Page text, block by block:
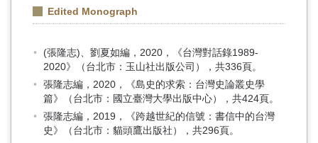
Edited Monograph
(張隆志)、劉夏如編，2020，《台灣對話錄1989-
2020》（台北市：玉山社出版公司），共336頁。
張隆志編，2020，《島史的求索：台灣史論叢史學
篇》（台北市：國立臺灣大學出版中心），共424頁。
張隆志編，2019，《跨越世紀的信號：書信中的台灣
史》（台北市：貓頭鷹出版社），共296頁。